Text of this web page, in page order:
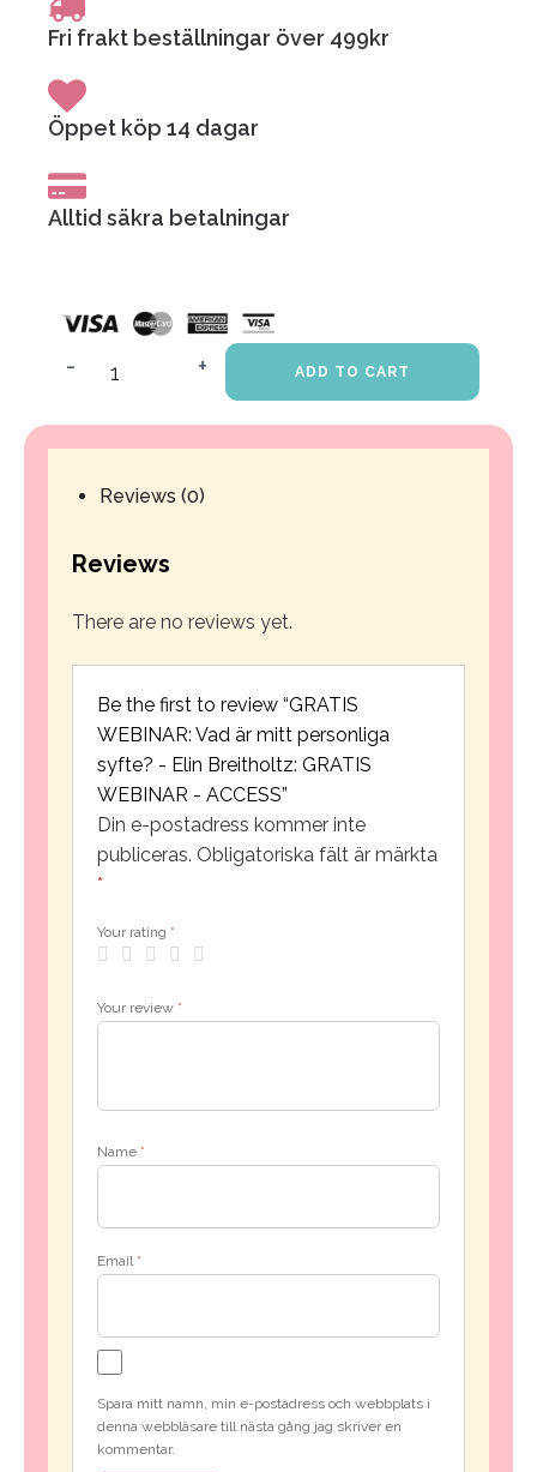
Fri frakt beställningar över 499kr
Öppet köp 14 dagar
Alltid säkra betalningar
WEBINAR:
personliga
syfte?
ACCESS
- + ADD TO CART
Reviews (0)
Reviews
There are no reviews yet.
Be the first to review “GRATIS
WEBINAR: Vad är mitt personliga
syfte? - Elin Breitholtz: GRATIS
WEBINAR - ACCESS”
Din e-postadress kommer inte
publiceras. Obligatoriska fält är märkta
*
Your rating *
Your review *
Name *
Email *
Spara mitt namn, min e-postadress och webbplats i
denna webbläsare till nästa gång jag skriver en
kommentar.